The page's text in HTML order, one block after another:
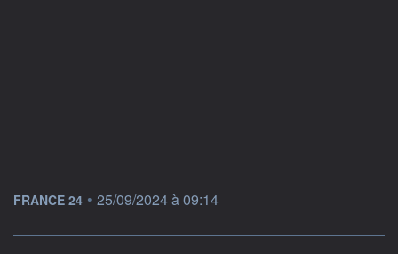
information fournie par
FRANCE 24 • 25/09/2024 à 09:14